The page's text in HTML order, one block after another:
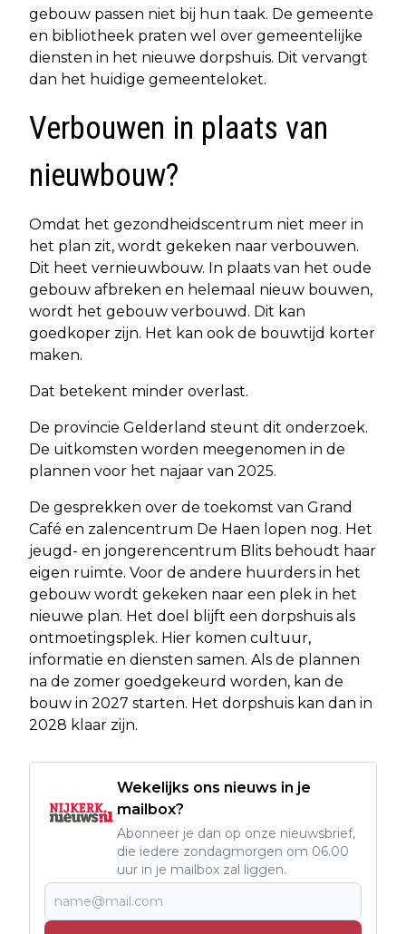
gebouw passen niet bij hun taak. De gemeente
en bibliotheek praten wel over gemeentelijke
diensten in het nieuwe dorpshuis. Dit vervangt
dan het huidige gemeenteloket.
Verbouwen in plaats van
nieuwbouw?
Omdat het gezondheidscentrum niet meer in
het plan zit, wordt gekeken naar verbouwen.
Dit heet vernieuwbouw. In plaats van het oude
gebouw afbreken en helemaal nieuw bouwen,
wordt het gebouw verbouwd. Dit kan
goedkoper zijn. Het kan ook de bouwtijd korter
maken.
Dat betekent minder overlast.
De provincie Gelderland steunt dit onderzoek.
De uitkomsten worden meegenomen in de
plannen voor het najaar van 2025.
De gesprekken over de toekomst van Grand
Café en zalencentrum De Haen lopen nog. Het
jeugd- en jongerencentrum Blits behoudt haar
eigen ruimte. Voor de andere huurders in het
gebouw wordt gekeken naar een plek in het
nieuwe plan. Het doel blijft een dorpshuis als
ontmoetingsplek. Hier komen cultuur,
informatie en diensten samen. Als de plannen
na de zomer goedgekeurd worden, kan de
bouw in 2027 starten. Het dorpshuis kan dan in
2028 klaar zijn.
Wekelijks ons nieuws in je
mailbox?
Abonneer je dan op onze nieuwsbrief,
die iedere zondagmorgen om 06.00
uur in je mailbox zal liggen.